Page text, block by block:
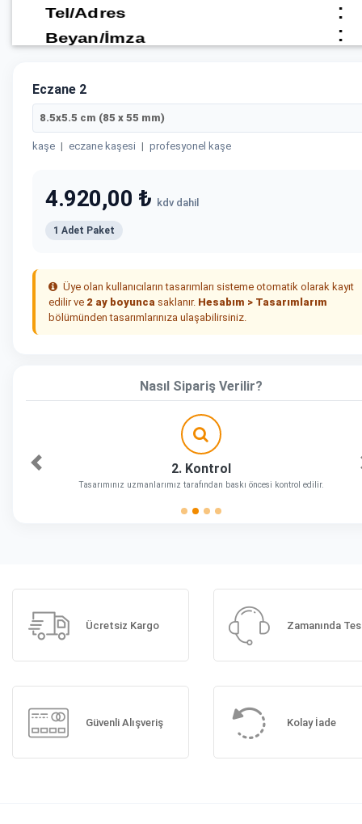
Eczane 2
8.5x5.5 cm (85 x 55 mm)
kaşe | eczane kaşesi | profesyonel kaşe
4.920,00 ₺ kdv dahil
1 Adet Paket
Üye olan kullanıcıların tasarımları sisteme otomatik olarak kayıt
edilir ve 2 ay boyunca saklanır. Hesabım > Tasarımlarım
bölümünden tasarımlarınıza ulaşabilirsiniz.
Nasıl Sipariş Verilir?
2. Kontrol
Tasarımınız uzmanlarımız tarafından baskı öncesi kontrol edilir.
Önceki
Ücretsiz Kargo Zamanında
Güvenli Alışveriş Kolay İade